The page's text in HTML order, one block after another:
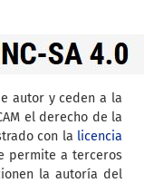
autor y ceden a la
el derecho de la
con la licencia
permite a terceros
la autoría del